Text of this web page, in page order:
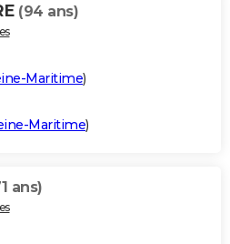
(94 ans)
Maritime)
Maritime)
ans)